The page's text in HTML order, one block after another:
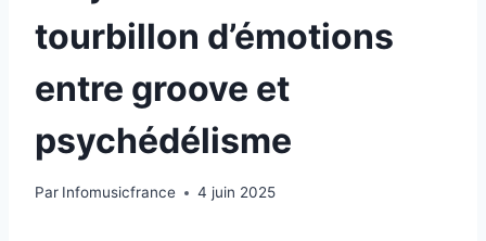
tourbillon d’émotions
entre groove et
psychédélisme
Par Infomusicfrance 4 juin 2025